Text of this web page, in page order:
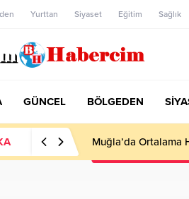
Yurttan Siyaset Eğitim Sağlık
GÜNCEL BÖLGEDEN
Ankara;